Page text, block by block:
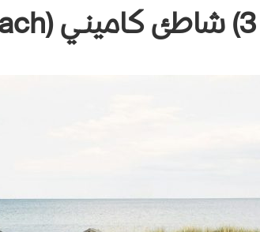
3) شاطئ كامينـي (Kamenka Beach)